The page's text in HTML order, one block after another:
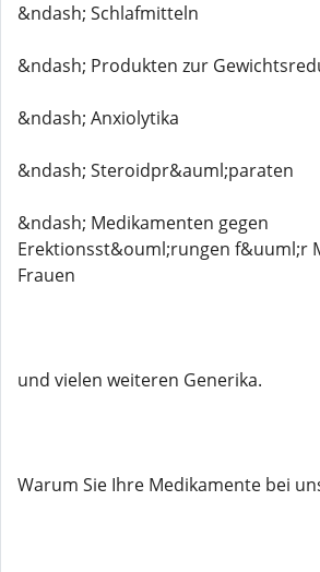
&ndash; Schlafmitteln
&ndash; Produkten zur
&ndash; Anxiolytika
&ndash; Steroidpr&auml;paraten
&ndash; Medikamenten gegen
Erektionsst&ouml;rungen f&uuml;r
Frauen
und vielen weiteren Generika.
Warum Sie Ihre Medikamente bei